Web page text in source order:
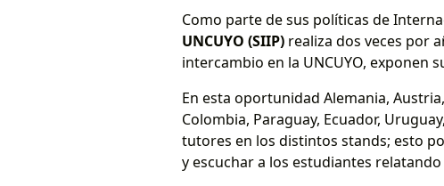
Como parte de sus políticas de
UNCUYO (SIIP) realiza dos veces por
intercambio en la UNCUYO, exponen
En esta oportunidad Alemania,
Colombia, Paraguay, Ecuador,
tutores en los distintos stands; esto
y escuchar a los estudiantes